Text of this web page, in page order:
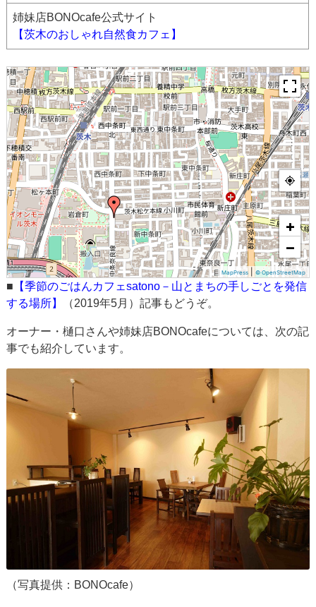
姉妹店BONOcafe公式サイト
【茨木のおしゃれ自然食カフェ】
+
−
MapPress| © OpenStreetMap
■ 【季節のごはんカフェsatono－山とまちの手しごとを発信
する場所】
（2019年5月）記事もどうぞ。
オーナー・樋口さんや姉妹店BONOcafeについては、次の記
事でも紹介しています。
（写真提供：BONOcafe）